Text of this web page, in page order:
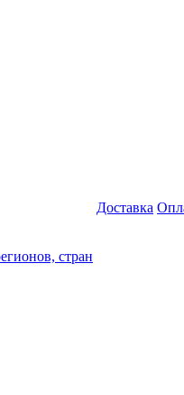
стран
Доставка